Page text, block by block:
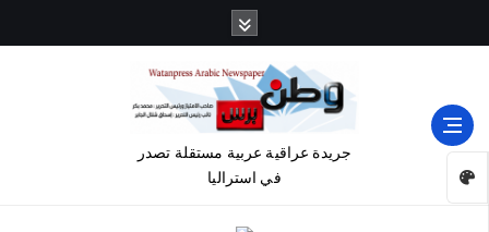
جريدة عراقية عربية مستقلة تصدر
في استراليا